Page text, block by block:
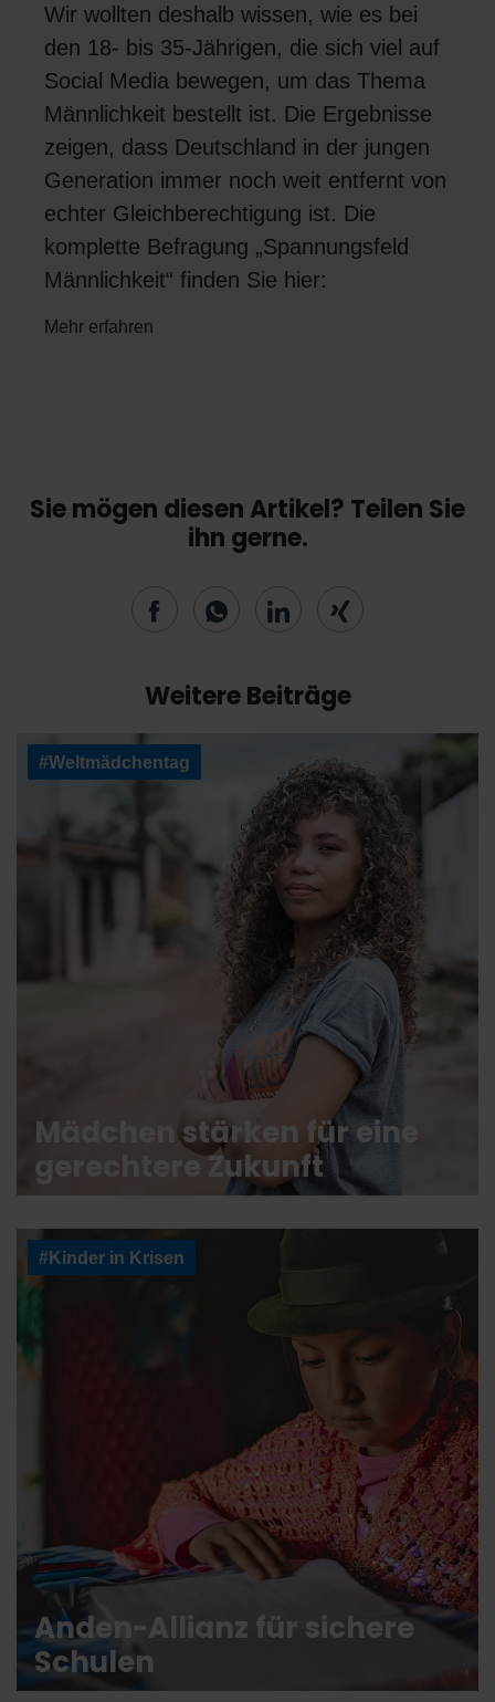
Wir wollten deshalb wissen, wie es bei
den 18- bis 35-Jährigen, die sich viel auf
Social Media bewegen, um das Thema
Männlichkeit bestellt ist. Die Ergebnisse
zeigen, dass Deutschland in der jungen
Generation immer noch weit entfernt von
echter Gleichberechtigung ist. Die
komplette Befragung „Spannungsfeld
Männlichkeit“ finden Sie hier:
Mehr erfahren
Sie mögen diesen Artikel? Teilen Sie
ihn gerne.
Weitere Beiträge
#Weltmädchentag
Mädchen stärken für eine
gerechtere Zukunft
#Kinder in Krisen
Anden-Allianz für sichere
Schulen